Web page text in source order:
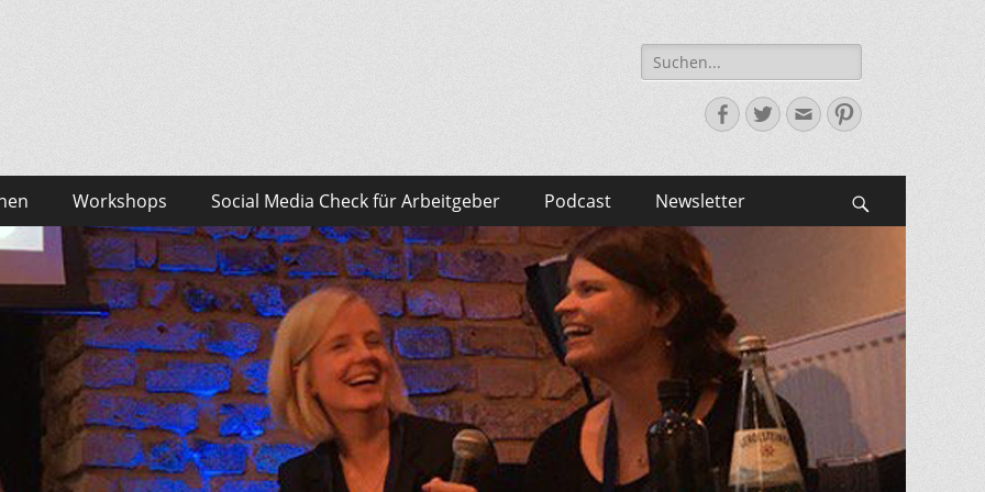
Suche
nach:
Facebook
Twitter
E-
Mail-
Pinterest
Workshops Social Media Check für Arbeitgeber Podcast Newsletter